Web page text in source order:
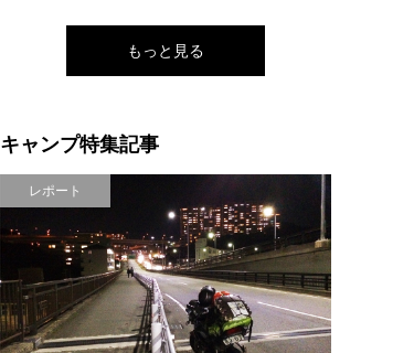
もっと見る
キャンプ特集記事
レポート